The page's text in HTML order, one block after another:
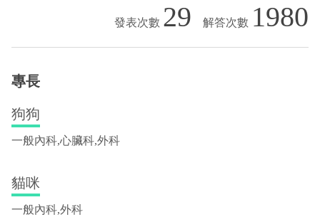
29 1980
專長
狗狗
一般內科,心臟科,外科
貓咪
一般內科,外科